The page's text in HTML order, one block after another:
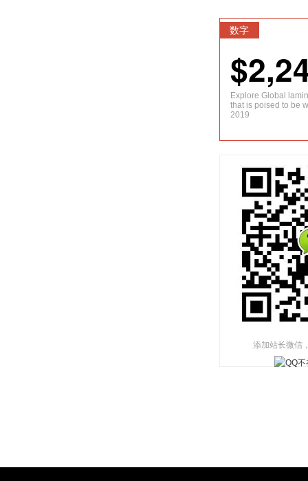
数字
Explore Global
that is poised to be
2019
添加站长微信